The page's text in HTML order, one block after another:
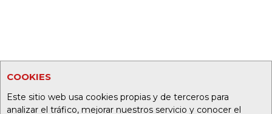
COOKIES
Este sitio web usa cookies propias y de terceros para
analizar el tráfico, mejorar nuestros servicio y conocer el